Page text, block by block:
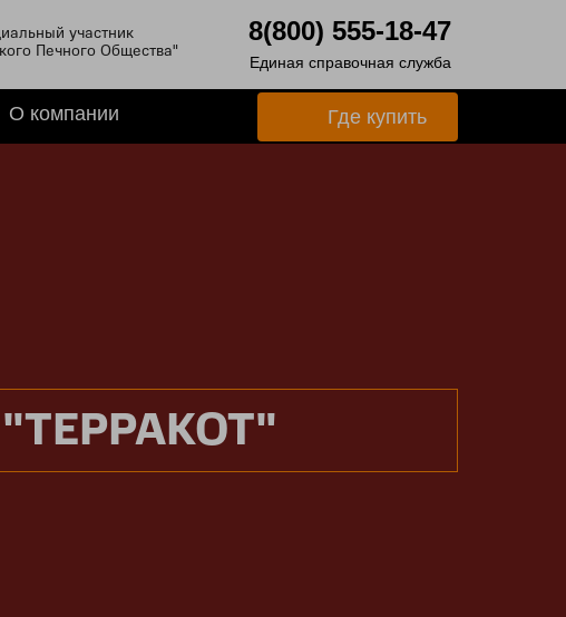
8(800) 555-18-47
Единая справочная служба
участник
Печного Общества"
О компании Где купить